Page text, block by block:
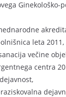
Ginekološko-
leta 2011,
večine
centra